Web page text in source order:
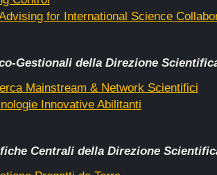
for International Science
Gestionali della Direzione
Mainstream & Network Scientifici
Innovative Abilitanti
Centrali della Direzione